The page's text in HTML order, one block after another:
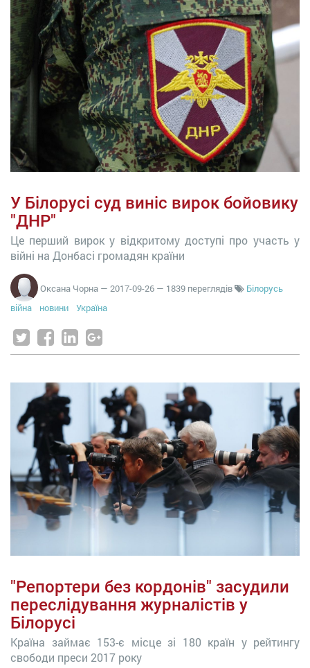
У Білорусі суд виніс вирок бойовику
"ДНР"
Це перший вирок у відкритому доступі про участь у
війні на Донбасі громадян країни
Оксана Чорна — 2017-09-26 — 1839 переглядів
Білорусь
війна
новини Україна
"Репортери без кордонів" засудили
переслідування журналістів у
Білорусі
Країна займає 153-є місце зі 180 країн у рейтингу
свободи преси 2017 року